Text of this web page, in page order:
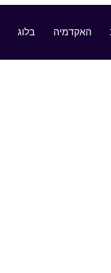
האקדמיה בלוג